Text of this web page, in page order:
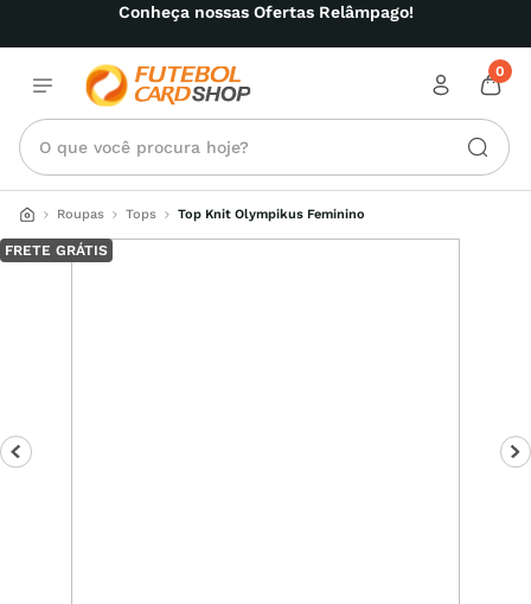
Conheça nossas Ofertas Relâmpago!
0
O que você procura hoje?
Roupas Tops Top Knit Olympikus Feminino
FRETE GRÁTIS